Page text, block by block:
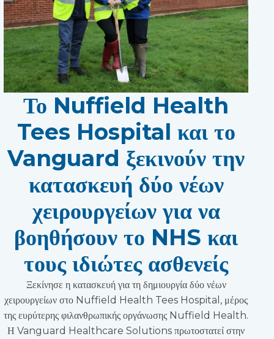
Το Nuffield Health
Tees Hospital και το
Vanguard ξεκινούν την
κατασκευή δύο νέων
χειρουργείων για να
βοηθήσουν το NHS και
τους ιδιώτες ασθενείς
Ξεκίνησε η κατασκευή για τη δημιουργία δύο νέων
χειρουργείων στο Nuffield Health Tees Hospital, μέρος
της ευρύτερης φιλανθρωπικής οργάνωσης Nuffield Health.
Η Vanguard Healthcare Solutions πρωτοστατεί στην